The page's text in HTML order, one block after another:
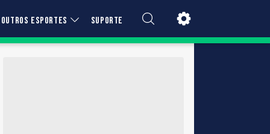
OUTROS ESPORTES SUPORTE